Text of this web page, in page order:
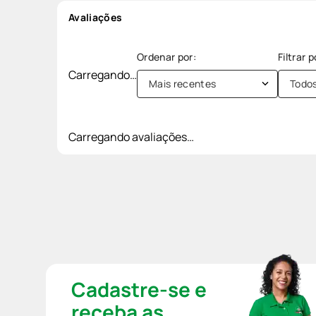
Avaliações
Carregando…
Mais recentes
Carregando avaliações…
Cadastre-se e